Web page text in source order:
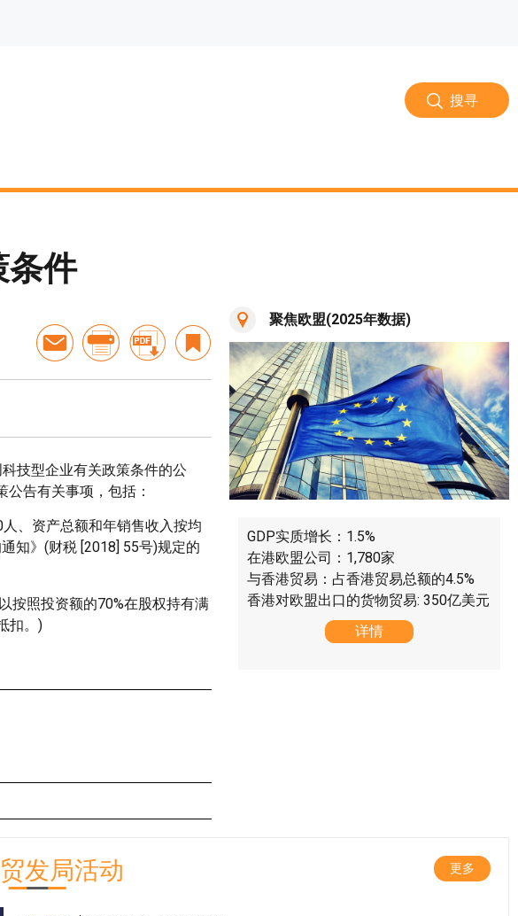
搜寻
条件
技型企业有关政策条件的公
告有关事项，包括：
、资产总额和年销售收入按均
知》(财税 [2018] 55号)规定的
按照投资额的70%在股权持有满
扣。)
聚焦欧盟(2025年数据)
GDP实质增长：1.5%
在港欧盟公司：1,780家
与香港贸易：占香港贸易总额的4.5%
香港对欧盟出口的货物贸易: 350亿美元
详情
发局活动 更多